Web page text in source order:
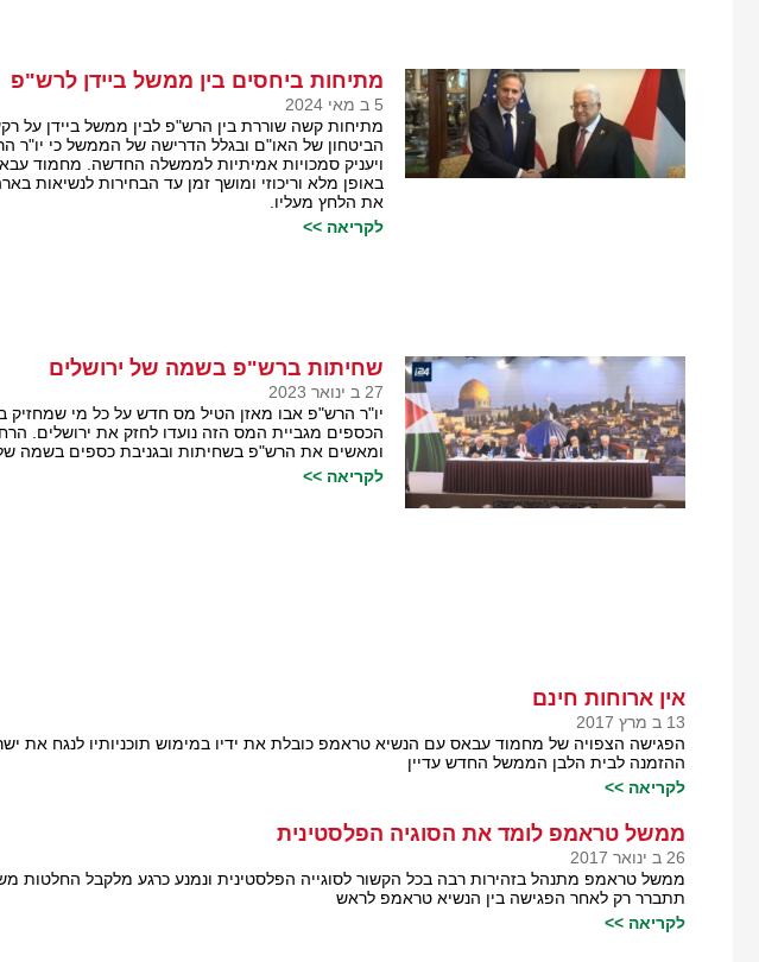
מתיחות ביחסים בין ממשל ביידן לרש"פ
5 ב מאי 2024
מתיחות קשה שוררת בין הרש"פ לבין ממשל ביידן על
הביטחון של האו"ם ובגלל הדרישה של הממשל כי יו"ר
ויעניק סמכויות אמיתיות לממשלה החדשה. מחמוד
באופן מלא וריכוזי ומושך זמן עד הבחירות לנשיאות
את הלחץ מעליו.
לקריאה >>
שחיתות ברש"פ בשמה של ירושלים
27 ב ינואר 2023
יו"ר הרש"פ אבו מאזן הטיל מס חדש על כל מי שמחזיק
הכספים מגביית המס הזה נועדו לחזק את ירושלים.
ומאשים את הרש"פ בשחיתות ובגניבת כספים בשמה של
לקריאה >>
אין ארוחות חינם
13 ב מרץ 2017
הפגישה הצפויה של מחמוד עבאס עם הנשיא טראמפ כובלת את ידיו במימוש תוכניותיו לנגח את
ההזמנה לבית הלבן הממשל החדש עדיין
לקריאה >>
ממשל טראמפ לומד את הסוגיה הפלסטינית
26 ב ינואר 2017
ממשל טראמפ מתנהל בזהירות רבה בכל הקשור לסוגייה הפלסטינית ונמנע כרגע מלקבל החלטות
תתברר רק לאחר הפגישה בין הנשיא טראמפ לראש
לקריאה >>